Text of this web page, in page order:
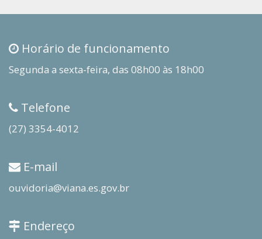
Horário de funcionamento
Segunda a sexta-feira, das 08h00 às 18h00
Telefone
(27) 3354-4012
E-mail
ouvidoria@viana.es.gov.br
Endereço